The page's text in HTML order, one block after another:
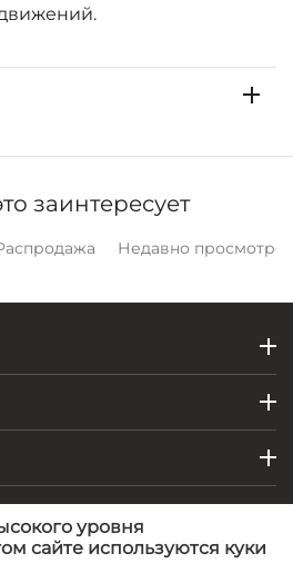
заинтересует
Недавно
уровня
сайте используются куки